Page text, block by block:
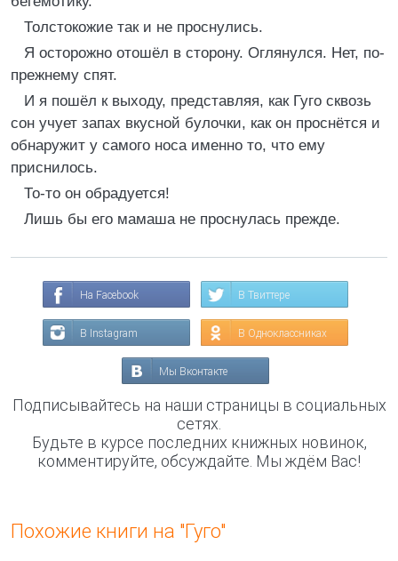
Толстокожие так и не проснулись.
Я осторожно отошёл в сторону. Оглянулся. Нет, по-
прежнему спят.
И я пошёл к выходу, представляя, как Гуго сквозь
сон учует запах вкусной булочки, как он проснётся и
обнаружит у самого носа именно то, что ему
приснилось.
То-то он обрадуется!
Лишь бы его мамаша не проснулась прежде.
На Facebook В Твиттере
В Instagram В Одноклассниках
Мы Вконтакте
Подписывайтесь на наши страницы в социальных
сетях.
Будьте в курсе последних книжных новинок,
комментируйте, обсуждайте. Мы ждём Вас!
Похожие книги на "Гуго"